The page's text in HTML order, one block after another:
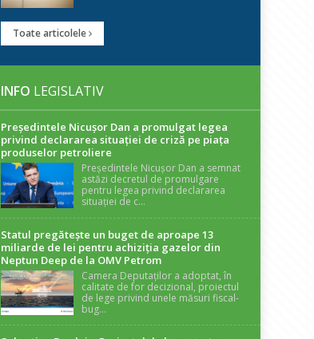
Toate articolele
INFO LEGISLATIV
Președintele Nicuşor Dan a promulgat legea
privind declararea situaţiei de criză pe piaţa
produselor petroliere
Președintele Nicușor Dan a semnat
astăzi decretul de promulgare
pentru legea privind declararea
situației de c...
Statul pregătește un buget de aproape 13
miliarde de lei pentru achiziția gazelor din
Neptun Deep de la OMV Petrom
Camera Deputaților a adoptat, în
calitate de for decizional, proiectul
de lege privind unele măsuri fiscal-
bug...